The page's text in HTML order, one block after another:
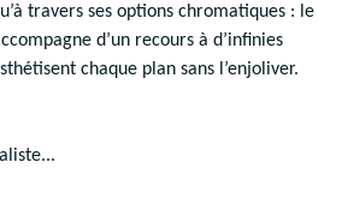
travers ses options chromatiques : le
d’un recours à d’infinies
chaque plan sans l’enjoliver.